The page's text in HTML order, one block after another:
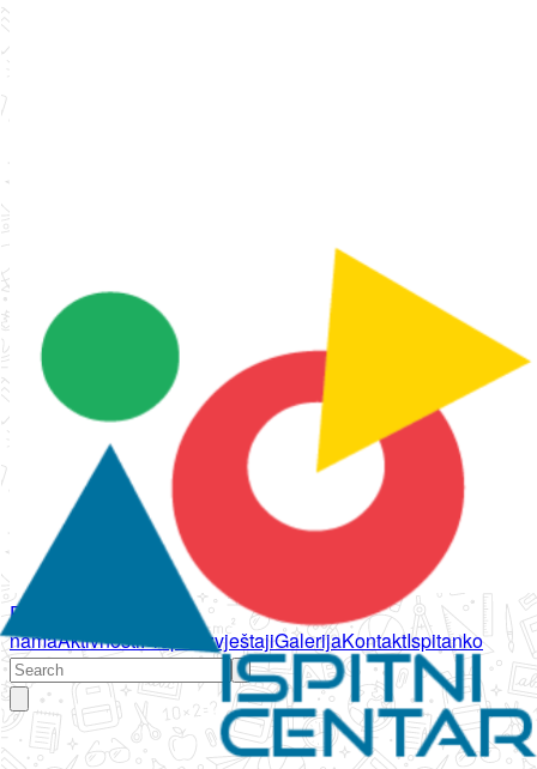
Početna
namaAktivnostiPropisi IzvještajiGalerijaKontaktIspitanko